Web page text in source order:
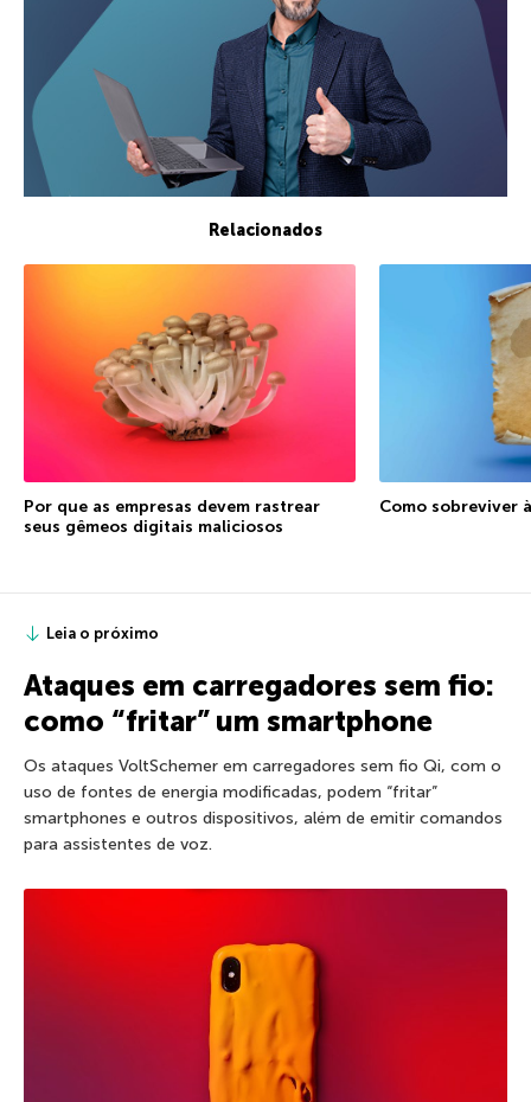
Relacionados
Por que as empresas devem rastrear
seus gêmeos digitais maliciosos
Como sobreviver
Leia o próximo
Ataques em carregadores sem fio:
como “fritar” um smartphone
Os ataques VoltSchemer em carregadores sem fio Qi, com o
uso de fontes de energia modificadas, podem “fritar”
smartphones e outros dispositivos, além de emitir comandos
para assistentes de voz.